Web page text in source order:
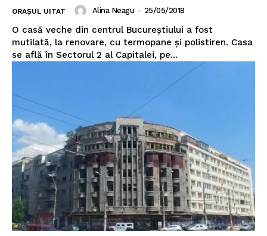
ORAȘUL UITAT Alina Neagu - 25/05/2018
O casă veche din centrul Bucureștiului a fost
mutilată, la renovare, cu termopane și polistiren. Casa
se află în Sectorul 2 al Capitalei, pe...